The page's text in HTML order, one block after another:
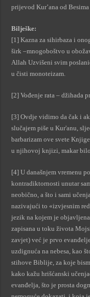
prijevod Kur’ana od
Bilješke:
[1] Kazna za sihirbaza i
širk –mnogoboštvo u
Allah Uzvišeni svim
u čisti monoteizam.
[2] Vođenje rata – džihada
[3] Ovdje vidimo da čak i
slučajem piše u Kur'anu,
barbarizam ove svete
u njihovoj knjizi, makar
[4] U današnjem vremenu
kontradiktornosti unutar
neobično, a što i sami
nazivajući to «izvjesnim
jezik na kojem je
zapisana u toku života
zavjet) već je prvo
uzdignuća na nebesa, kao
stihove Biblije, za koje
kako kažu hrišćanski
evanđelja, što je prosta